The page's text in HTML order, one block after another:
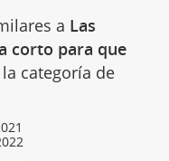
a Las
corto para que
la categoría de